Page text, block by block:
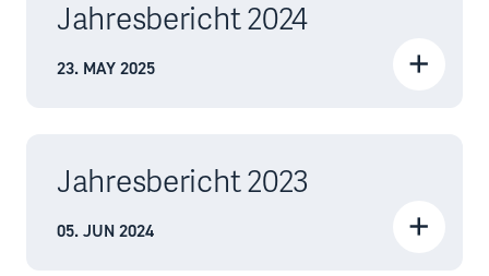
Jahresbericht 2024
23. MAY 2025
Jahresbericht 2023
05. JUN 2024